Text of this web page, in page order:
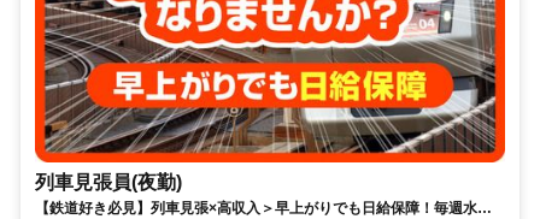
列車見張員(夜勤)
【鉄道好き必見】列車見張×高収入＞早上がりでも日給保障！毎週水曜